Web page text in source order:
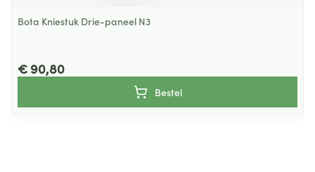
Bota Kniestuk Drie-paneel N3
€ 90,80
Bestel